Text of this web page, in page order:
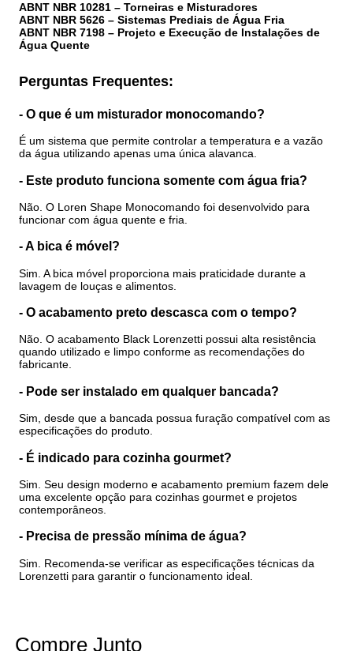
ABNT NBR 10281 – Torneiras e Misturadores
ABNT NBR 5626 – Sistemas Prediais de Água Fria
ABNT NBR 7198 – Projeto e Execução de Instalações de
Água Quente
Perguntas Frequentes:
- O que é um misturador monocomando?
É um sistema que permite controlar a temperatura e a vazão
da água utilizando apenas uma única alavanca.
- Este produto funciona somente com água fria?
Não. O Loren Shape Monocomando foi desenvolvido para
funcionar com água quente e fria.
- A bica é móvel?
Sim. A bica móvel proporciona mais praticidade durante a
lavagem de louças e alimentos.
- O acabamento preto descasca com o tempo?
Não. O acabamento Black Lorenzetti possui alta resistência
quando utilizado e limpo conforme as recomendações do
fabricante.
- Pode ser instalado em qualquer bancada?
Sim, desde que a bancada possua furação compatível com as
especificações do produto.
- É indicado para cozinha gourmet?
Sim. Seu design moderno e acabamento premium fazem dele
uma excelente opção para cozinhas gourmet e projetos
contemporâneos.
- Precisa de pressão mínima de água?
Sim. Recomenda-se verificar as especificações técnicas da
Lorenzetti para garantir o funcionamento ideal.
Compre Junto